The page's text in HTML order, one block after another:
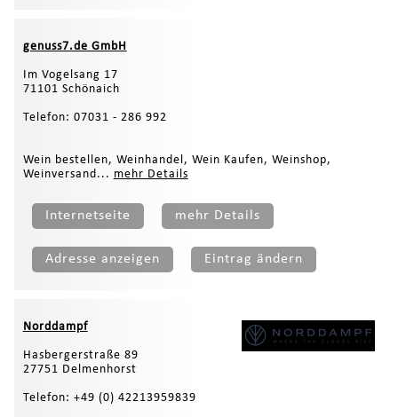
genuss7.de GmbH
Im Vogelsang 17
71101 Schönaich
Telefon: 07031 - 286 992
Wein bestellen, Weinhandel, Wein Kaufen, Weinshop,
Weinversand... mehr Details
Internetseite mehr Details
Adresse anzeigen Eintrag ändern
Norddampf
Hasbergerstraße 89
27751 Delmenhorst
Telefon: +49 (0) 42213959839